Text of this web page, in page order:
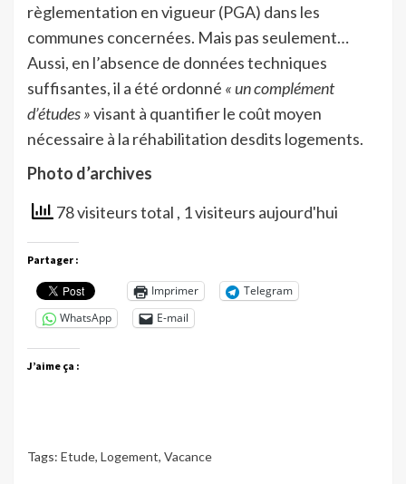
règlementation en vigueur (PGA) dans les
communes concernées. Mais pas seulement…
Aussi, en l’absence de données techniques
suffisantes, il a été ordonné « un complément
d’études »visant à quantifier le coût moyen
nécessaire à la réhabilitation desdits logements.
Photo d’archives
78 visiteurs total , 1 visiteurs aujourd'hui
Partager :
Imprimer
Telegram
WhatsApp
E-mail
J’aime ça :
Tags: Etude, Logement, Vacance